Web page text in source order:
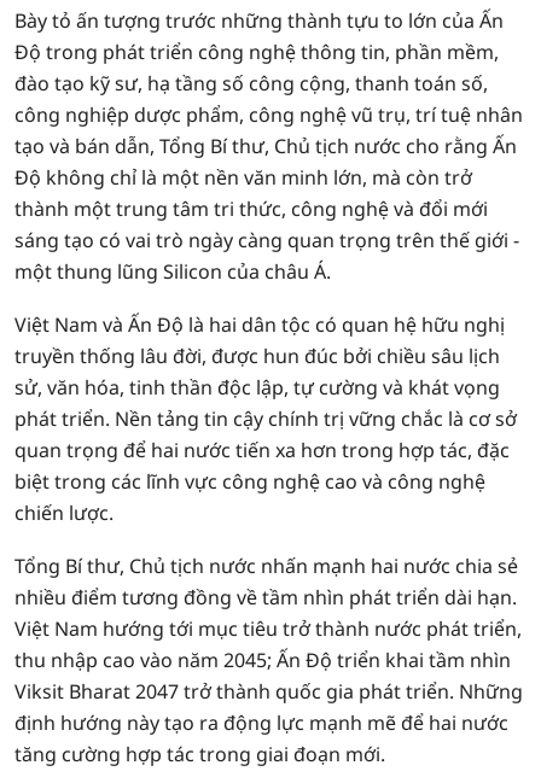
Bày tỏ ấn tượng trước những thành tựu to lớn của Ấn
Độ trong phát triển công nghệ thông tin, phần mềm,
đào tạo kỹ sư, hạ tầng số công cộng, thanh toán số,
công nghiệp dược phẩm, công nghệ vũ trụ, trí tuệ nhân
tạo và bán dẫn, Tổng Bí thư, Chủ tịch nước cho rằng Ấn
Độ không chỉ là một nền văn minh lớn, mà còn trở
thành một trung tâm tri thức, công nghệ và đổi mới
sáng tạo có vai trò ngày càng quan trọng trên thế giới -
một thung lũng Silicon của châu Á.
Việt Nam và Ấn Độ là hai dân tộc có quan hệ hữu nghị
truyền thống lâu đời, được hun đúc bởi chiều sâu lịch
sử, văn hóa, tinh thần độc lập, tự cường và khát vọng
phát triển. Nền tảng tin cậy chính trị vững chắc là cơ sở
quan trọng để hai nước tiến xa hơn trong hợp tác, đặc
biệt trong các lĩnh vực công nghệ cao và công nghệ
chiến lược.
Tổng Bí thư, Chủ tịch nước nhấn mạnh hai nước chia sẻ
nhiều điểm tương đồng về tầm nhìn phát triển dài hạn.
Việt Nam hướng tới mục tiêu trở thành nước phát triển,
thu nhập cao vào năm 2045; Ấn Độ triển khai tầm nhìn
Viksit Bharat 2047 trở thành quốc gia phát triển. Những
định hướng này tạo ra động lực mạnh mẽ để hai nước
tăng cường hợp tác trong giai đoạn mới.